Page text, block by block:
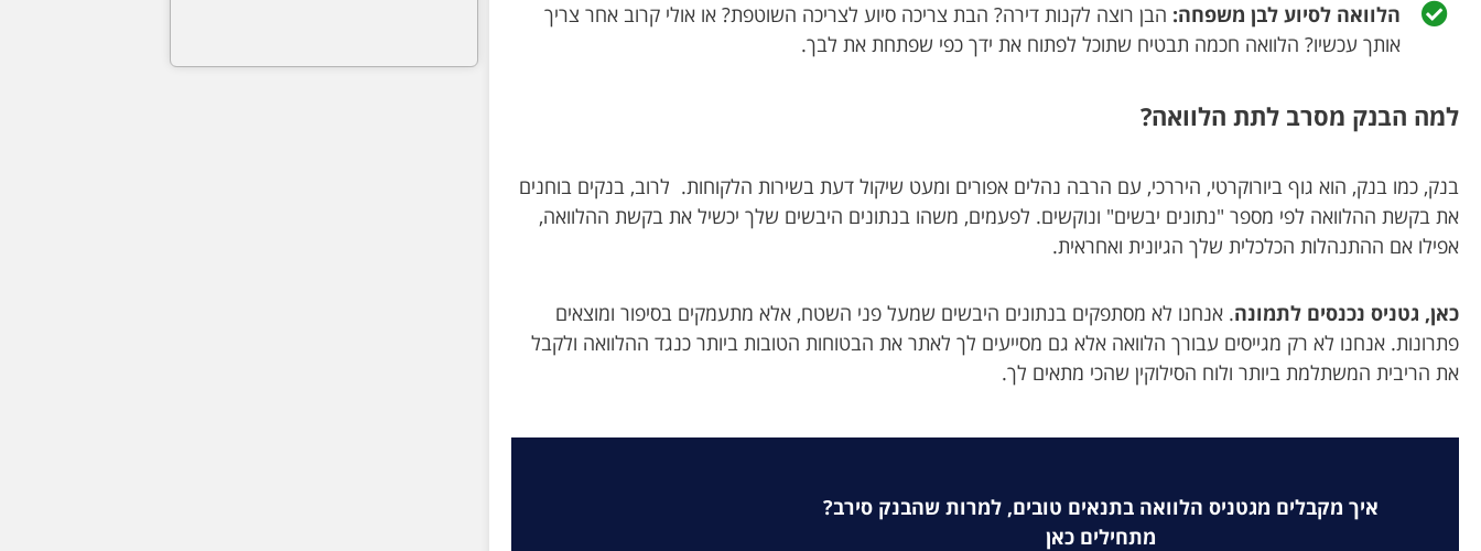
הלוואה לסיוע לבן משפחה: הבן רוצה לקנות דירה? הבת צריכה סיוע לצריכה השוטפת? או אולי קרוב אחר צריך
אותך עכשיו? הלוואה חכמה תבטיח שתוכל לפתוח את ידך כפי שפתחת את לבך.
למה הבנק מסרב לתת הלוואה?
בנק, כמו בנק, הוא גוף ביורוקרטי, היררכי, עם הרבה נהלים אפורים ומעט שיקול דעת בשירות הלקוחות. לרוב, בנקים בוחנים
את בקשת ההלוואה לפי מספר "נתונים יבשים" ונוקשים. לפעמים, משהו בנתונים היבשים שלך יכשיל את בקשת ההלוואה,
אפילו אם ההתנהלות הכלכלית שלך הגיונית ואחראית.
כאן, גטניס נכנסים לתמונה. אנחנו לא מסתפקים בנתונים היבשים שמעל פני השטח, אלא מתעמקים בסיפור ומוצאים
פתרונות. אנחנו לא רק מגייסים עבורך הלוואה אלא גם מסייעים לך לאתר את הבטוחות הטובות ביותר כנגד ההלוואה ולקבל
את הריבית המשתלמת ביותר ולוח הסילוקין שהכי מתאים לך.
איך מקבלים מגטניס הלוואה בתנאים טובים, למרות שהבנק סירב?
מתחילים כאן